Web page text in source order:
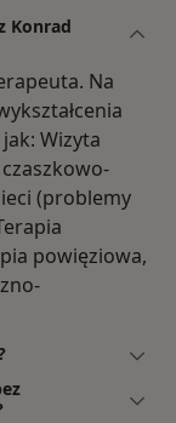
Konrad
Na
Wizyta
(problemy
powięziowa,